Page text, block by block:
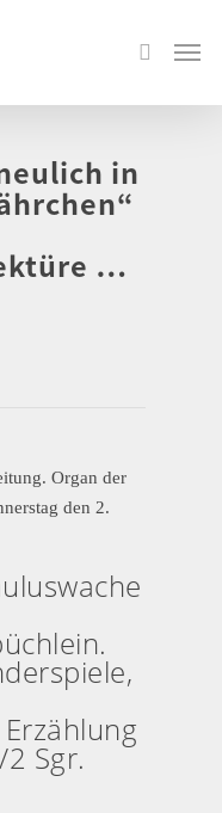
in
…
Organ der
den 2.
Sgr.